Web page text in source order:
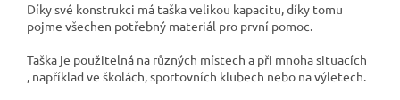
Díky své konstrukci má taška velikou kapacitu, díky tomu
pojme všechen potřebný materiál pro první pomoc.
Taška je použitelná na různých místech a při mnoha situacích
, například ve školách, sportovních klubech nebo na výletech.